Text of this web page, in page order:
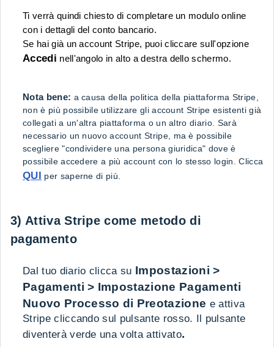
Ti verrà quindi chiesto di completare un modulo online
con i dettagli del conto bancario.
Se hai già un account Stripe, puoi cliccare sull'opzione
Accedi nell'angolo in alto a destra dello schermo.
Nota bene: a causa della politica della piattaforma Stripe,
non è più possibile utilizzare gli account Stripe esistenti già
collegati a un'altra piattaforma o un altro diario. Sarà
necessario un nuovo account Stripe, ma è possibile
scegliere "condividere una persona giuridica" dove è
possibile accedere a più account con lo stesso login. Clicca
QUI per saperne di più.
3) Attiva Stripe come metodo di
pagamento
Dal tuo diario clicca su Impostazioni >
Pagamenti > Impostazione Pagamenti
Nuovo Processo di Preotazione e attiva
Stripe cliccando sul pulsante rosso. Il pulsante
diventerà verde una volta attivato.